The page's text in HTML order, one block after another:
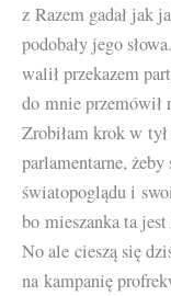
z Razem gadał jak
podobały jego
walił przekazem
do mnie przemówił
Zrobiłam krok w
parlamentarne,
światopoglądu i
bo mieszanka ta
No ale cieszą się
na kampanię